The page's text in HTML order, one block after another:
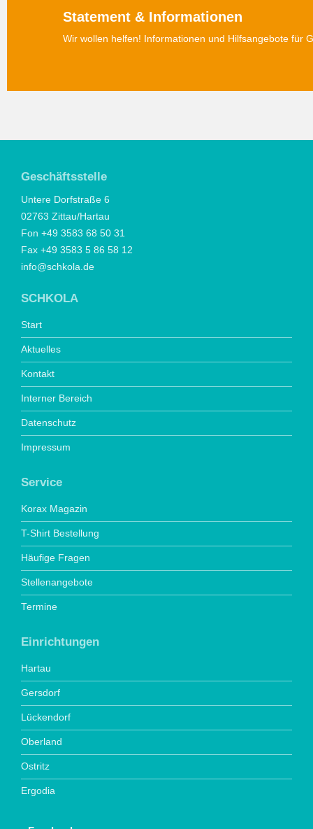
Statement & Informationen
Wir wollen helfen! Informationen und Hilfsangebote für
Geschäftsstelle
Untere Dorfstraße 6
02763 Zittau/Hartau
Fon +49 3583 68 50 31
Fax +49 3583 5 86 58 12
info@schkola.de
SCHKOLA
Start
Aktuelles
Kontakt
Interner Bereich
Datenschutz
Impressum
Service
Korax Magazin
T-Shirt Bestellung
Häufige Fragen
Stellenangebote
Termine
Einrichtungen
Hartau
Gersdorf
Lückendorf
Oberland
Ostritz
Ergodia